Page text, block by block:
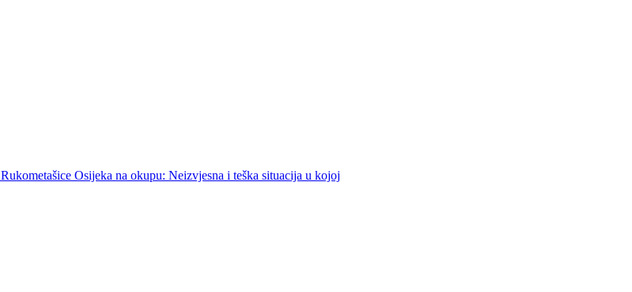
Rukometašice Osijeka na okupu: Neizvjesna i teška situacija u kojoj